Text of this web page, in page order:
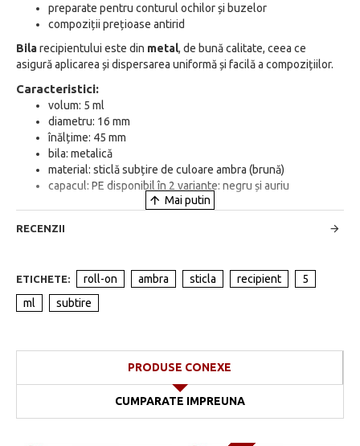
preparate pentru conturul ochilor și buzelor
compoziții prețioase antirid
Bilarecipientului este din metal, de bună calitate, ceea ce
asigură aplicarea și dispersarea uniformă și facilă a compozițiilor.
Caracteristici:
volum: 5 ml
diametru: 16 mm
înălțime: 45 mm
bila: metalică
material: sticlă subțire de culoare ambra (brună)
capacul: PE disponibil în 2 variante: negru și auriu
RECENZII
ETICHETE: roll-on ambra sticla recipient
5
ml
subtire
PRODUSE CONEXE
CUMPARATE IMPREUNA